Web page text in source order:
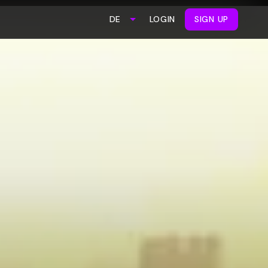
DE LOGIN SIGN UP